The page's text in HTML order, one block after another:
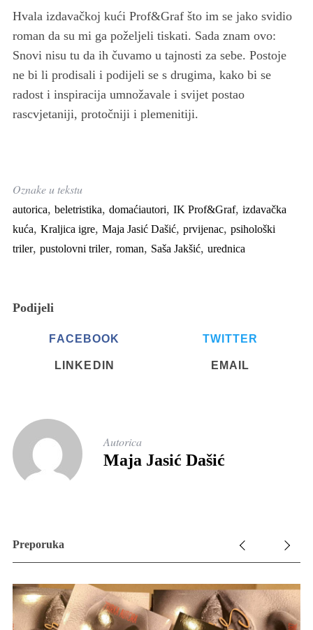
Hvala izdavačkoj kući Prof&Graf što im se jako svidio
roman da su mi ga poželjeli tiskati. Sada znam ovo:
Snovi nisu tu da ih čuvamo u tajnosti za sebe. Postoje
ne bi li prodisali i podijeli se s drugima, kako bi se
radost i inspiracija umnožavale i svijet postao
rascvjetaniji, protočniji i plemenitiji.
Oznake u tekstu
autorica, beletristika, domaćiautori, IK Prof&Graf, izdavačka
kuća, Kraljica igre, Maja Jasić Dašić, prvijenac, psihološki
triler, pustolovni triler, roman, Saša Jakšić, urednica
Podijeli
FACEBOOK TWITTER
LINKEDIN EMAIL
Autorica
Maja Jasić Dašić
Preporuka
e
a
c
h
f
o